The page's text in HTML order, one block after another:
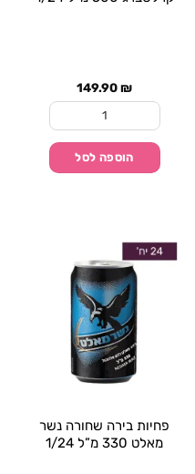
149.90₪
כמות של קרלסברג 500 מ"ל 1/24
הוספה לסל
פחיות בירה שחורה נשר
מאלט 330 מ”ל 1/24